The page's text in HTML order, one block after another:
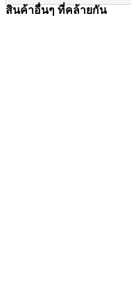
สินค้าอื่นๆ ที่คล้ายกัน